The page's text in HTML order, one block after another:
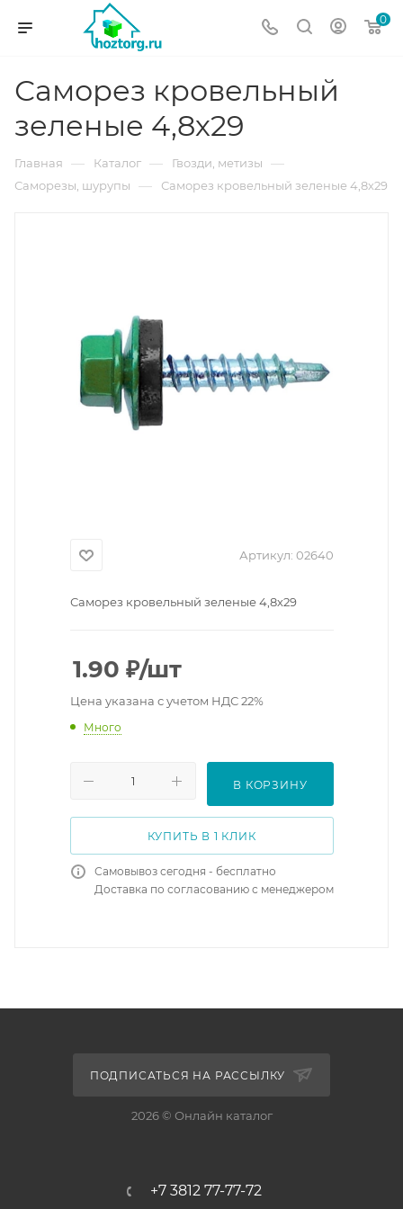
0
Саморез кровельный
зеленые 4,8х29
Главная — Каталог — Гвозди, метизы —
Саморезы, шурупы — Саморез кровельный зеленые 4,8х29
Артикул: 02640
Саморез кровельный зеленые 4,8х29
1.90 ₽/шт
Цена указана с учетом НДС 22%
Много
В КОРЗИНУ
КУПИТЬ В 1 КЛИК
Самовывоз сегодня - бесплатно
Доставка по согласованию с менеджером
ПОДПИСАТЬСЯ НА РАССЫЛКУ
2026 © Онлайн каталог
+7 3812 77-77-72